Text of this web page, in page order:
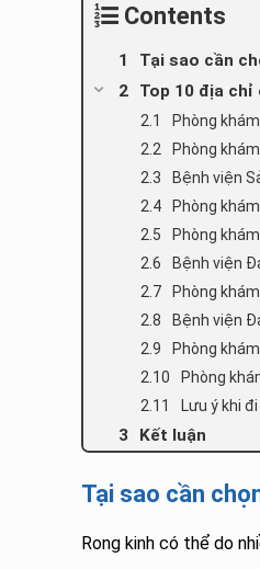
Contents
Tại sao cần
Top 10 địa chỉ
Phòng
Phòng
Bệnh viện
Phòng
Phòng
Bệnh viện
Phòng
Bệnh viện
Phòng
Phòng
Lưu ý khi
Kết luận
Tại sao cần
Rong kinh có thể do